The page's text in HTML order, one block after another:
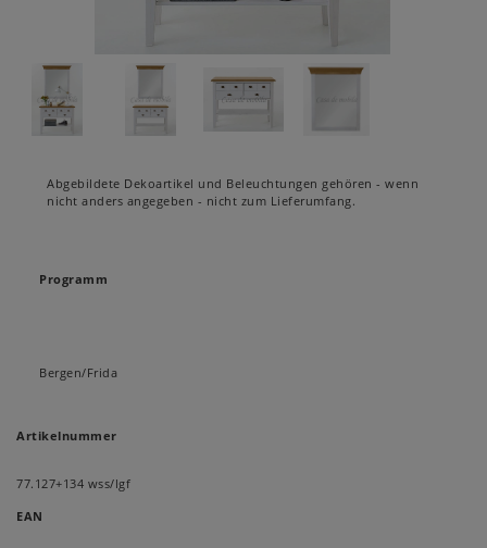
Abgebildete Dekoartikel und Beleuchtungen gehören - wenn
nicht anders angegeben - nicht zum Lieferumfang.
Programm
Bergen/Frida
Artikelnummer
77.127+134 wss/lgf
EAN